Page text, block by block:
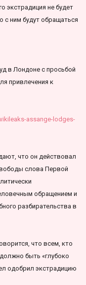
экстрадиция не будет
с ним будут обращаться
в Лондоне с просьбой
привлечения к
assange-lodges-
что он действовал
слова Первой
обращением и
разбирательства в
что всем, кто
быть «глубоко
одобрил экстрадицию